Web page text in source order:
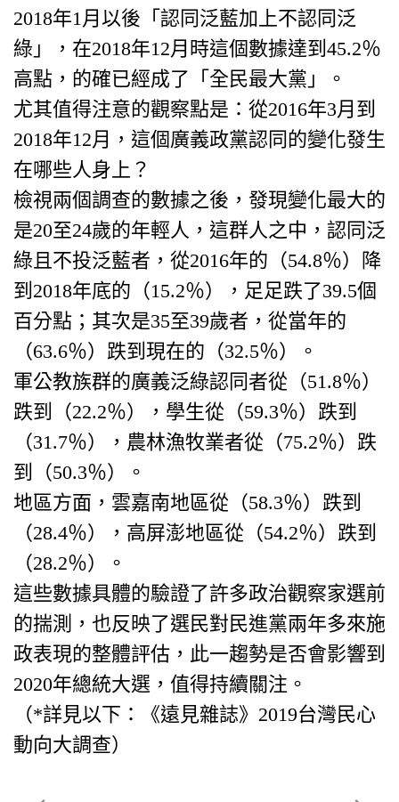
2018年1月以後「認同泛藍加上不認同泛
綠」，在2018年12月時這個數據達到45.2％
高點，的確已經成了「全民最大黨」。
​尤其值得注意的觀察點是：從2016年3月到
2018年12月，這個廣義政黨認同的變化發生
在哪些人身上？
檢視兩個調查的數據之後，發現變化最大的
是20至24歲的年輕人，這群人之中，認同泛
綠且不投泛藍者，從2016年的（54.8％）降
到2018年底的（15.2％），足足跌了39.5個
百分點；其次是35至39歲者，從當年的
（63.6％）跌到現在的（32.5％）。
軍公教族群的廣義泛綠認同者從（51.8％）
跌到（22.2％），學生從（59.3％）跌到
（31.7％），農林漁牧業者從（75.2％）跌
到（50.3％）。
地區方面，雲嘉南地區從（58.3％）跌到
（28.4％），高屏澎地區從（54.2％）跌到
（28.2％）。
這些數據具體的驗證了許多政治觀察家選前
的揣測，也反映了選民對民進黨兩年多來施
政表現的整體評估，此一趨勢是否會影響到
2020年總統大選，值得持續關注。
（*詳見以下：《遠見雜誌》2019台灣民心
動向大調查）